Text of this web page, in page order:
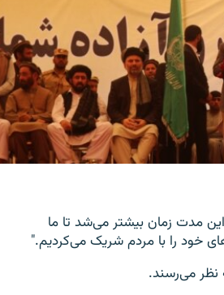
این مدت زمان بیشتر می‌شد تا ما
خود را با مردم شریک می‌کردیم."
نظر می‌رسند.